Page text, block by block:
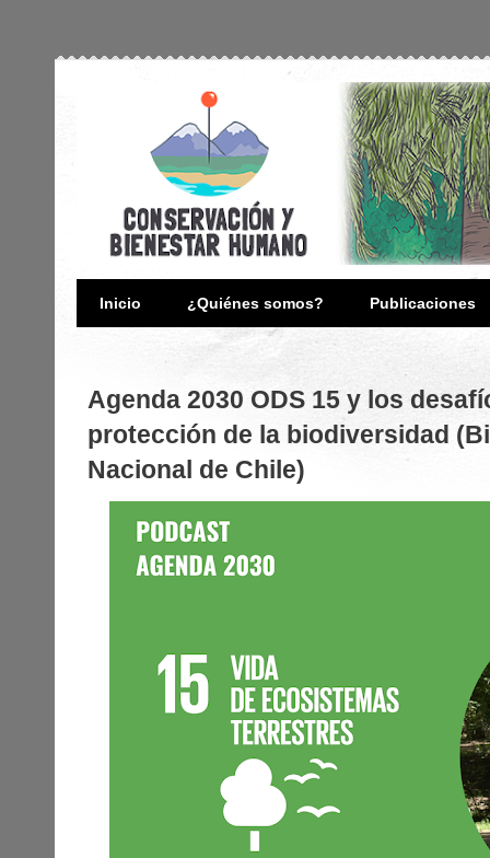
Inicio ¿Quiénes somos? Publicaciones
Agenda 2030 ODS 15 y los
protección de la biodiversidad
Nacional de Chile)